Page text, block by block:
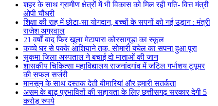
शहर के साथ ग्रामीण क्षेत्रों में भी विकास को मिल रही गति- वित्त मंत्री
ओपी चौधरी
शिक्षा की राह में छोटा-सा योगदान, बच्चों के सपनों को नई उड़ान : मंत्री
राजेश अग्रवाल
21 वर्षों बाद फिर खुला मेटापारा कोरसागुड़ा का स्कूल
कच्चे घर से पक्के आशियाने तक, सोमारी बघेल का सपना हुआ पूरा
सुकमा जिला अस्पताल ने बचाई दो माताओं की जान
शासकीय चिकित्सा महाविद्यालय राजनांदगांव में जटिल गर्भाशय ट्यूमर
की सफल सर्जरी
मानसून के साथ दस्तक देती बीमारियां और हमारी सतर्कता
असम के बाढ़ प्रभावितों की सहायता के लिए छत्तीसगढ़ सरकार देगी 5
करोड़ रुपये